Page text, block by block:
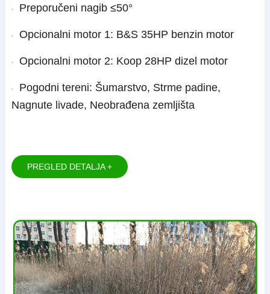
Preporučeni nagib ≤50°
Opcionalni motor 1: B&S 35HP benzin motor
Opcionalni motor 2: Koop 28HP dizel motor
Pogodni tereni: Šumarstvo, Strme padine,
Nagnute livade, Neobrađena zemljišta
PREGLED DETALJA +